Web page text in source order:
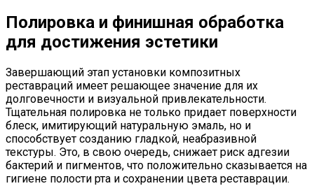
Полировка и финишная обработка
для достижения эстетики
Завершающий этап установки композитных
реставраций имеет решающее значение для их
долговечности и визуальной привлекательности.
Тщательная полировка не только придает поверхности
блеск, имитирующий натуральную эмаль, но и
способствует созданию гладкой, неабразивной
текстуры. Это, в свою очередь, снижает риск адгезии
бактерий и пигментов, что положительно сказывается на
гигиене полости рта и сохранении цвета реставрации.